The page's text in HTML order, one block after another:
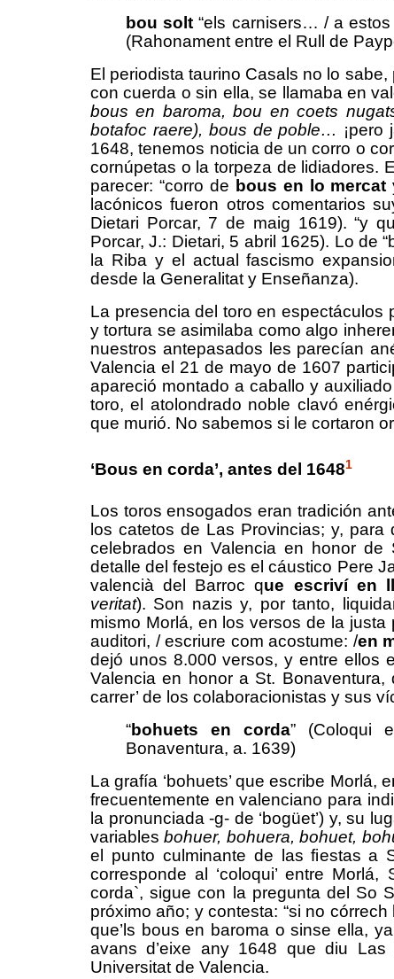
bou solt“els carnisers… / a
(Rahonament entre el Rull de
El periodista taurino Casals no lo
con cuerda o sin ella, se llamaba en
bous en baroma,bou en coets
botafoc raere), bous de poble… ¡pero
1648, tenemos noticia de un corro o
cornúpetas o latorpeza de lidiadores.
parecer: “corro de bous en lo mercat
lacónicos fueron otros comentarios
Dietari Porcar, 7 de maig 1619).“y
Porcar, J.: Dietari, 5 abril 1625). Lo de
la Riba y el actual fascismo
desde la Generalitat y Enseñanza).
La presencia del toro en espectáculos
y tortura se asimilaba como algo
nuestros antepasados les parecían
Valencia el 21 de mayo de 1607
apareció montado a caballo y
toro, el atolondrado noble clavó
que murió. No sabemos si le cortaron
‘Bous en corda’, antes del 16481
Los toros ensogados eran tradición
los catetos de Las Provincias; y,
celebrados en Valencia en honor de
detalle del festejo es el cáustico Pere
valencià del Barroc que escriví en
veritat). Son nazis y, por tanto,
mismo Morlá, en los versos de la
auditori, / escriure com acostume: /en
dejó unos 8.000 versos, y entre ellos
Valencia en honor a St. Bonaventura,
carrer’ de los colaboracionistas y sus
“bohuets en corda” (Coloqui
Bonaventura, a. 1639)
La grafía ‘bohuets’ que escribe Morlá,
frecuentemente en valenciano para
la pronunciada -g- de ‘bogüet’) y, su
variablesbohuer, bohuera, bohuet,
el punto culminante de las fiestas a
corresponde al ‘coloqui’ entre
corda`, sigue con la pregunta del So
próximo año; y contesta: “si no
que’ls bous en baroma o sinse ella,
avans d’eixe any 1648 que diu
Universitat de Valencia.